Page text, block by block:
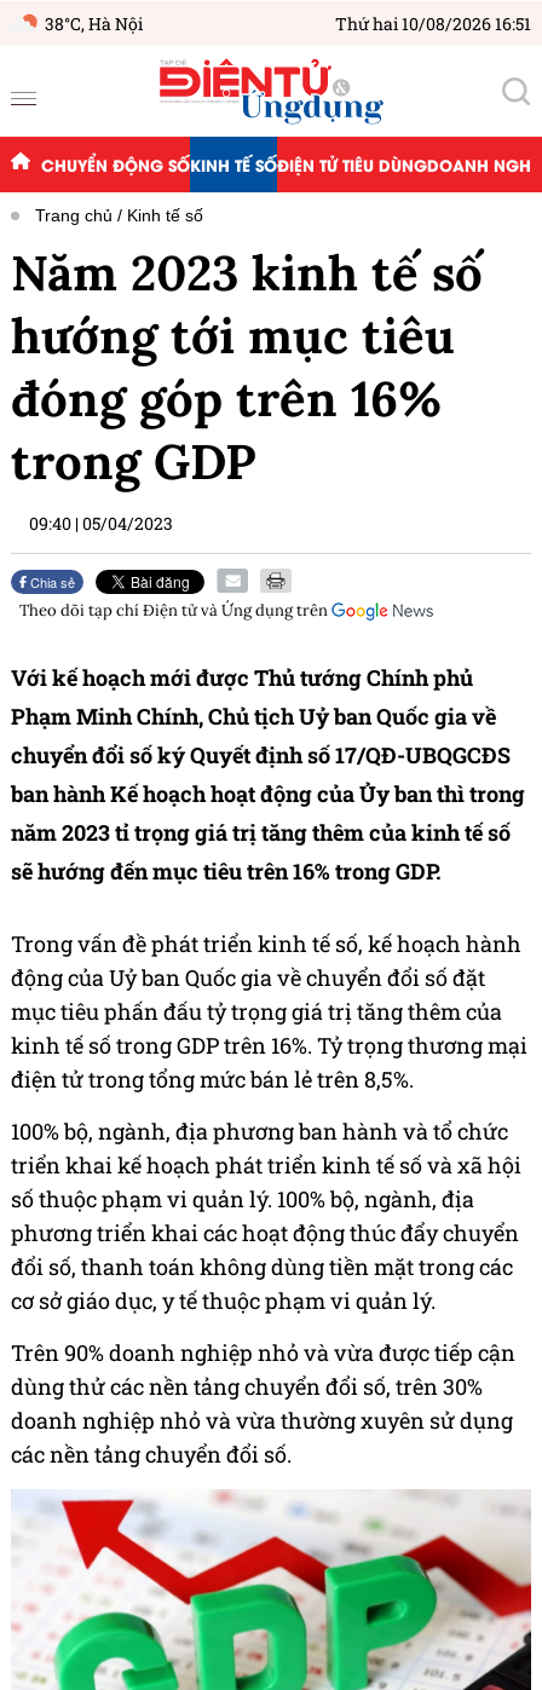
38°C,Hà Nội Thứ hai 10/08/2026 16:51
CHUYỂN ĐỘNG SỐKINH TẾ SỐĐIỆN TỬ TIÊU DÙNGDOANH
Trang chủ Kinh tế số
Năm 2023 kinh tế số
hướng tới mục tiêu
đóng góp trên 16%
trong GDP
09:40 |05/04/2023
Chia sẻ
Theo dõi tạp chíĐiện tử và Ứng dụngtrên
Với kế hoạch mới được Thủ tướng Chính phủ
Phạm Minh Chính, Chủ tịch Uỷ ban Quốc gia về
chuyển đổi số ký Quyết định số 17/QĐ-UBQGCĐS
ban hành Kế hoạch hoạt động của Ủy ban thì trong
năm 2023 tỉ trọng giá trị tăng thêm của kinh tế số
sẽ hướng đến mục tiêu trên 16% trong GDP.
Trong vấn đề phát triển kinh tế số, kế hoạch hành
động của Uỷ ban Quốc gia về chuyển đổi số đặt
mục tiêu phấn đấu tỷ trọng giá trị tăng thêm của
kinh tế số trong GDP trên 16%. Tỷ trọng thương mại
điện tử trong tổng mức bán lẻ trên 8,5%.
100% bộ, ngành, địa phương ban hành và tổ chức
triển khai kế hoạch phát triển kinh tế số và xã hội
số thuộc phạm vi quản lý. 100% bộ, ngành, địa
phương triển khai các hoạt động thúc đẩy chuyển
đổi số, thanh toán không dùng tiền mặt trong các
cơ sở giáo dục, y tế thuộc phạm vi quản lý.
Trên 90% doanh nghiệp nhỏ và vừa được tiếp cận
dùng thử các nền tảng chuyển đổi số, trên 30%
doanh nghiệp nhỏ và vừa thường xuyên sử dụng
các nền tảng chuyển đổi số.